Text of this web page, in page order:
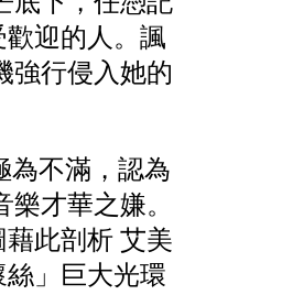
迎的人。諷
強行侵入她的
為不滿，認為
才華之嫌。
此剖析 艾美
」巨大光環